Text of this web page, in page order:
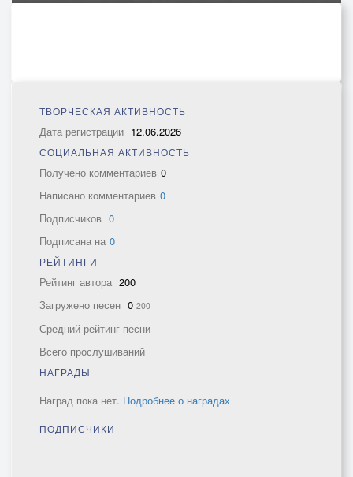
ТВОРЧЕСКАЯ АКТИВНОСТЬ
Дата регистрации 12.06.2026
СОЦИАЛЬНАЯ АКТИВНОСТЬ
Получено комментариев 0
Написано комментариев 0
Подписчиков 0
Подписана на 0
РЕЙТИНГИ
Рейтинг автора 200
Загружено песен 0 200
Средний рейтинг песни
Всего прослушиваний
НАГРАДЫ
Наград пока нет. Подробнее о наградах
ПОДПИСЧИКИ